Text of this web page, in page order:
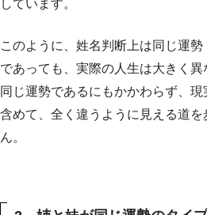
しています。
このように、姓名判断上は同じ運
であっても、実際の人生は大きく異
同じ運勢であるにもかかわらず、
含めて、全く違うように見える道
ん。